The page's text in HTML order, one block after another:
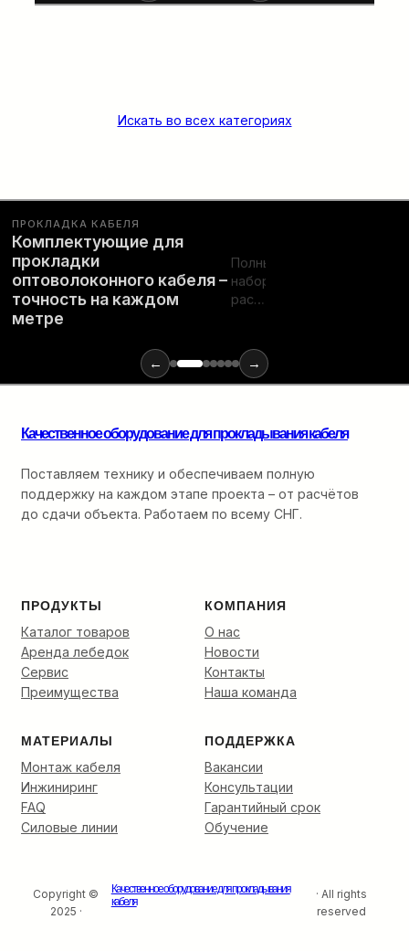
Искать во всех категориях
ПРОКЛАДКА КАБЕЛЯ
Комплектующие для
прокладки
оптоволоконного кабеля –
точность на каждом
метре
Полный
набор
расходных
материалов
инструментов
для
монтажа
ввода
кабельную
канализацию
до
← →
Качественное оборудование для прокладывания кабеля
Поставляем технику и обеспечиваем полную
поддержку на каждом этапе проекта – от расчётов
до сдачи объекта. Работаем по всему СНГ.
ПРОДУКТЫ
Каталог товаров
Аренда лебедок
Сервис
Преимущества
КОМПАНИЯ
О нас
Новости
Контакты
Наша команда
МАТЕРИАЛЫ
Монтаж кабеля
Инжиниринг
FAQ
Силовые линии
ПОДДЕРЖКА
Вакансии
Консультации
Гарантийный срок
Обучение
Copyright ©
2025 ·
Качественное оборудование для прокладывания
кабеля
· All rights
reserved